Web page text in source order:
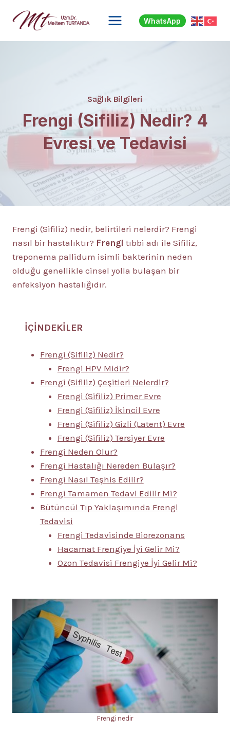
WhatsApp
Sağlık Bilgileri
Frengi (Sifiliz) Nedir? 4
Evresi ve Tedavisi
Frengi (Sifiliz) nedir, belirtileri nelerdir? Frengi
nasıl bir hastalıktır? Frengi tıbbi adı ile Sifiliz,
treponema pallidum isimli bakterinin neden
olduğu genellikle cinsel yolla bulaşan bir
enfeksiyon hastalığıdır.
İÇİNDEKİLER
Frengi (Sifiliz) Nedir?
Frengi HPV Midir?
Frengi (Sifiliz) Çeşitleri Nelerdir?
Frengi (Sifiliz) Primer Evre
Frengi (Sifiliz) İkincil Evre
Frengi (Sifiliz) Gizli (Latent) Evre
Frengi (Sifiliz) Tersiyer Evre
Frengi Neden Olur?
Frengi Hastalığı Nereden Bulaşır?
Frengi Nasıl Teşhis Edilir?
Frengi Tamamen Tedavi Edilir Mi?
Bütüncül Tıp Yaklaşımında Frengi
Tedavisi
Frengi Tedavisinde Biorezonans
Hacamat Frengiye İyi Gelir Mi?
Ozon Tedavisi Frengiye İyi Gelir Mi?
Frengi nedir